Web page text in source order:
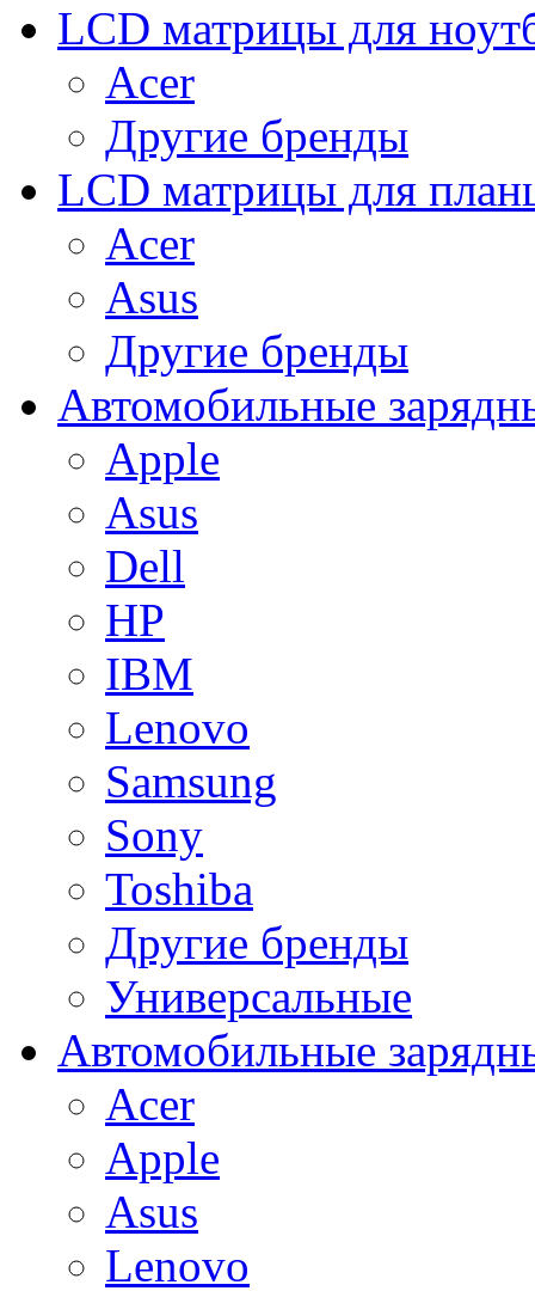
LCD матрицы для
Acer
Другие бренды
LCD матрицы для
Acer
Asus
Другие бренды
Автомобильные
Apple
Asus
Dell
HP
IBM
Lenovo
Samsung
Sony
Toshiba
Другие бренды
Универсальные
Автомобильные
Acer
Apple
Asus
Lenovo